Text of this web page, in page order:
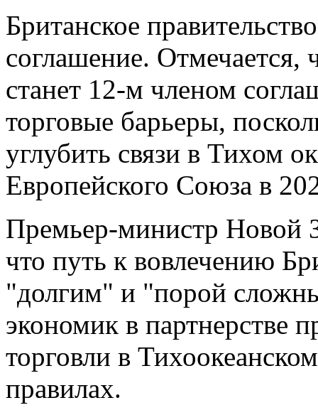
Британское
соглашение. Отмечается,
станет 12-м членом
торговые барьеры,
углубить связи в Тихом
Европейского Союза в
Премьер-министр Новой
что путь к вовлечению
"долгим" и "порой
экономик в партнерстве
торговли в
правилах.